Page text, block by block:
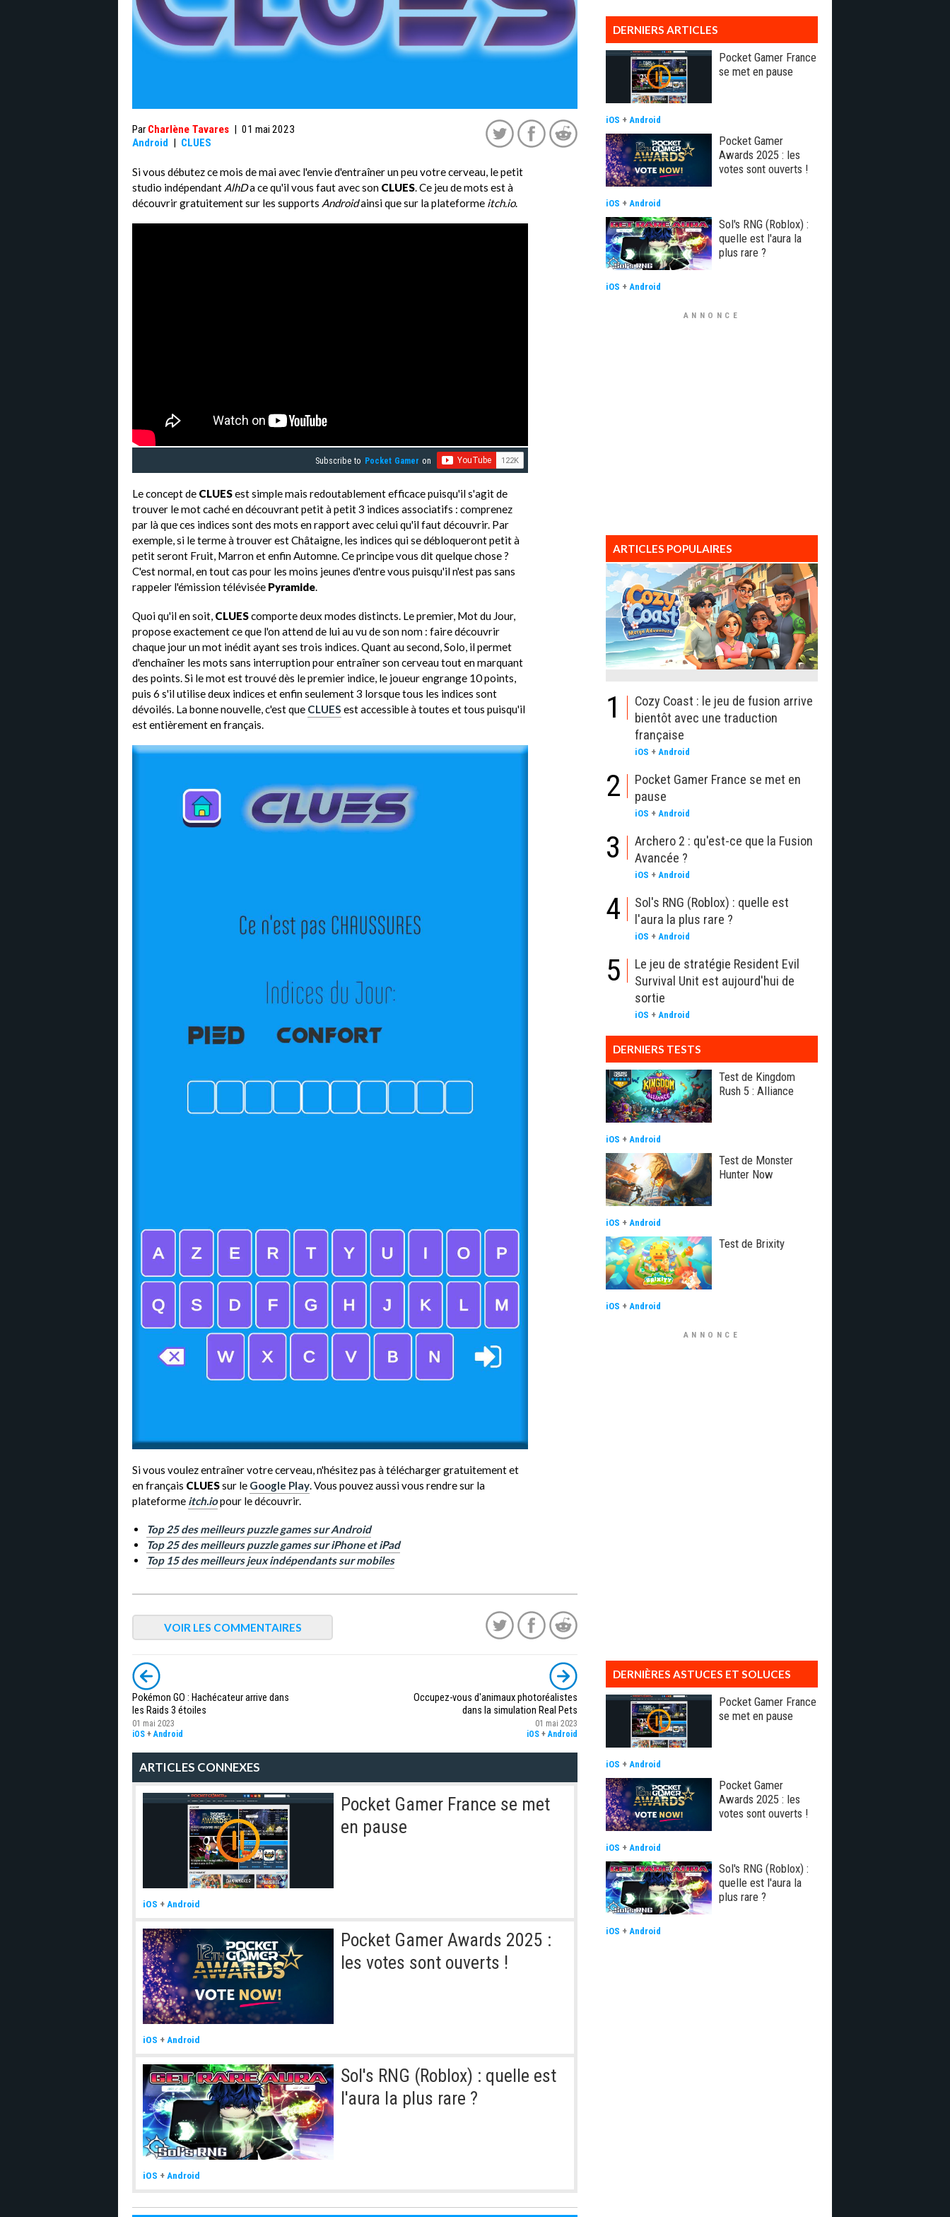
Par Charlène Tavares | 01 mai 2023
Android | CLUES
Si vous débutez ce mois de mai avec l'envie d'entraîner un peu votre cerveau, le petit
studio indépendant AlhDa ce qu'il vous faut avec son CLUES. Ce jeu de mots est à
découvrir gratuitement sur les supports Androidainsi que sur la plateforme itch.io.
Subscribe to Pocket Gamer on
Le concept de CLUESest simple mais redoutablement efficace puisqu'il s'agit de
trouver le mot caché en découvrant petit à petit 3 indices associatifs : comprenez
par là que ces indices sont des mots en rapport avec celui qu'il faut découvrir. Par
exemple, si le terme à trouver est Châtaigne, les indices qui se débloqueront petit à
petit seront Fruit, Marron et enfin Automne. Ce principe vous dit quelque chose ?
C'est normal, en tout cas pour les moins jeunes d'entre vous puisqu'il n'est pas sans
rappeler l'émission télévisée Pyramide.
Quoi qu'il en soit, CLUEScomporte deux modes distincts. Le premier, Mot du Jour,
propose exactement ce que l'on attend de lui au vu de son nom : faire découvrir
chaque jour un mot inédit ayant ses trois indices. Quant au second, Solo, il permet
d'enchaîner les mots sans interruption pour entraîner son cerveau tout en marquant
des points. Si le mot est trouvé dès le premier indice, le joueur engrange 10 points,
puis 6 s'il utilise deux indices et enfin seulement 3 lorsque tous les indices sont
dévoilés. La bonne nouvelle, c'est que CLUES est accessible à toutes et tous puisqu'il
est entièrement en français.
Si vous voulez entraîner votre cerveau, n'hésitez pas à télécharger gratuitement et
en français CLUESsur le Google Play. Vous pouvez aussi vous rendre sur la
plateforme itch.iopour le découvrir.
Top 25 des meilleurs puzzle games sur Android
Top 25 des meilleurs puzzle games sur iPhone et iPad
Top 15 des meilleurs jeux indépendants sur mobiles
VOIR LES COMMENTAIRES
Pokémon GO : Hachécateur arrive dans
les Raids 3 étoiles
01 mai 2023
iOS + Android
Occupez-vous d'animaux photoréalistes
dans la simulation Real Pets
01 mai 2023
iOS + Android
ARTICLES CONNEXES
Pocket Gamer France se met
en pause
iOS + Android
Pocket Gamer Awards 2025 :
les votes sont ouverts !
iOS + Android
Sol's RNG (Roblox) : quelle est
l'aura la plus rare ?
iOS + Android
DERNIERS ARTICLES
Pocket Gamer France
se met en pause
iOS + Android
Pocket Gamer
Awards 2025 : les
votes sont ouverts !
iOS + Android
Sol's RNG (Roblox) :
quelle est l'aura la
plus rare ?
iOS + Android
ANNONCE
ARTICLES POPULAIRES
1
Cozy Coast : le jeu de fusion arrive
bientôt avec une traduction
française
iOS + Android
2
Pocket Gamer France se met en
pause
iOS + Android
3
Archero 2 : qu'est-ce que la Fusion
Avancée ?
iOS + Android
4
Sol's RNG (Roblox) : quelle est
l'aura la plus rare ?
iOS + Android
5
Le jeu de stratégie Resident Evil
Survival Unit est aujourd'hui de
sortie
iOS + Android
DERNIERS TESTS
Test de Kingdom
Rush 5 : Alliance
iOS + Android
Test de Monster
Hunter Now
iOS + Android
Test de Brixity
iOS + Android
ANNONCE
DERNIÈRES ASTUCES ET SOLUCES
Pocket Gamer France
se met en pause
iOS + Android
Pocket Gamer
Awards 2025 : les
votes sont ouverts !
iOS + Android
Sol's RNG (Roblox) :
quelle est l'aura la
plus rare ?
iOS + Android